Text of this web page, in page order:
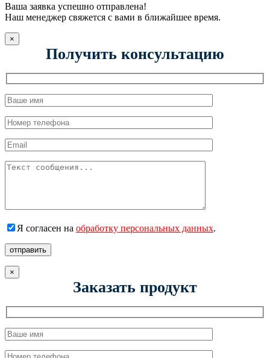
Ваша заявка успешно отправлена!
Наш менеджер свяжется с вами в ближайшее время.
×
Получить консультацию
Я согласен на обработку персональных данных.
отправить
×
Заказать продукт